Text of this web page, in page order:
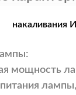
накаливания
мощность